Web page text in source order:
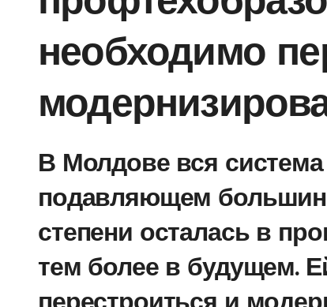
необходимо
В Молдове вся
подавляющем
степени осталась в
тем более в будущем.